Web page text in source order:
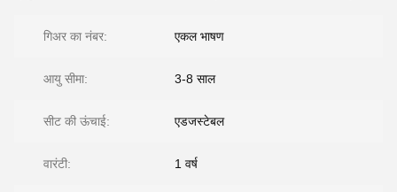
गिअर का नंबर: एकल भाषण
आयु सीमा: 3-8 साल
सीट की ऊंचाई: एडजस्टेबल
वारंटी: 1 वर्ष